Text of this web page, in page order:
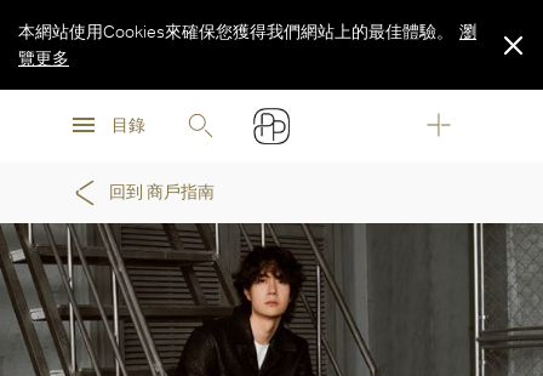
瀏
目錄
本網站使用Cookies來確保您獲得我們網站上的最佳體驗。
瀏
覽更多
回到 商戶指南